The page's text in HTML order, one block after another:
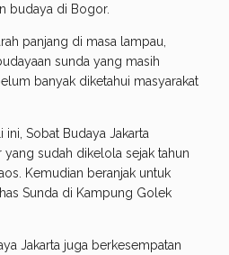
budaya di Bogor.
panjang di masa lampau,
sunda yang masih
banyak diketahui masyarakat
ini, Sobat Budaya Jakarta
sudah dikelola sejak tahun
Kemudian beranjak untuk
Sunda di Kampung Golek
Jakarta juga berkesempatan